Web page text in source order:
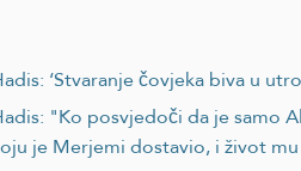
‘Stvaranje čovjeka biva u
"Ko posvjedoči da je samo
je Merjemi dostavio, i život